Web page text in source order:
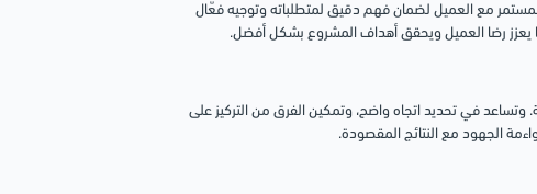
مع العميل لضمان فهم دقيق لمتطلباته وتوجيه فعّال
يعزز رضا العميل ويحقق أهداف المشروع بشكل أفضل.
في تحديد اتجاه واضح، وتمكين الفرق من التركيز على
الجهود مع النتائج المقصودة.